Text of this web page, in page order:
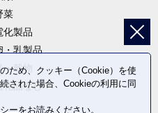
菜
化製品
・乳製品
・穀物
礼品なし
ため、クッキー（Cookie）を使
された場合、Cookieの利用に同
ーをお読みください。